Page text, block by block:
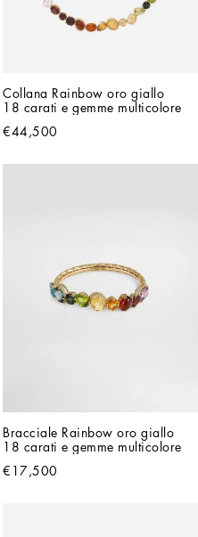
Collana Rainbow oro giallo
18 carati e gemme multicolore
€44,500
Bracciale Rainbow oro giallo
18 carati e gemme multicolore
€17,500